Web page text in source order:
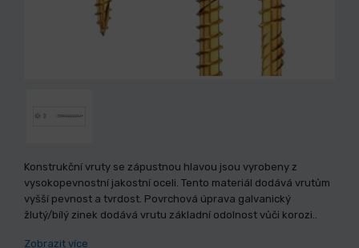
Konstrukční vruty se zápustnou hlavou jsou vyrobeny z
vysokopevnostní jakostní oceli. Tento materiál dodává vrutům
vyšší pevnost a tvrdost. Povrchová úprava galvanický
žlutý/bílý zinek dodává vrutu základní odolnost vůči korozi..
Zobrazit více